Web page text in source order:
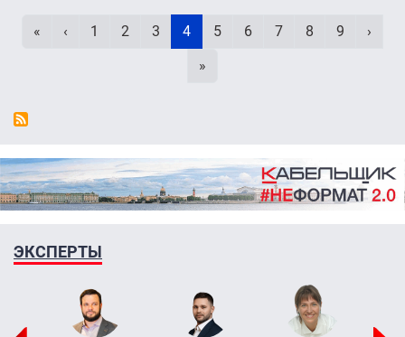
Первая страница
« Предыдущая страница
‹ Page
1 Page
2 Page
3 Текущая страница
4 Page
5 Page
6 Page
7 Page
8 Page
9
›
Последняя страница
»
ЭКСПЕРТЫ